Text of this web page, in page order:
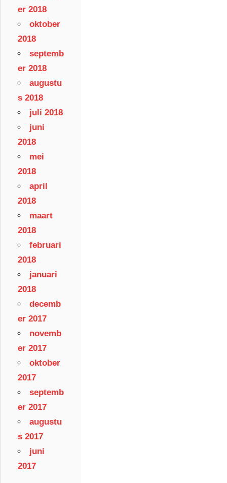
er 2018
oktober
2018
septemb
er 2018
augustu
s 2018
juli 2018
juni
2018
mei
2018
april
2018
maart
2018
februari
2018
januari
2018
decemb
er 2017
novemb
er 2017
oktober
2017
septemb
er 2017
augustu
s 2017
juni
2017